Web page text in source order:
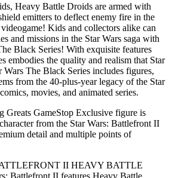
Heavy Battle Droids are armed with
emitters to deflect enemy fire in the
Kids and collectors alike can
and missions in the Star Wars saga with
Black Series! With exquisite features
embodies the quality and realism that Star
Wars The Black Series includes figures,
from the 40-plus-year legacy of the Star
movies, and animated series.
Greats GameStop Exclusive figure is
from the Star Wars: Battlefront II
detail and multiple points of
II HEAVY BATTLE
Battlefront II features Heavy Battle